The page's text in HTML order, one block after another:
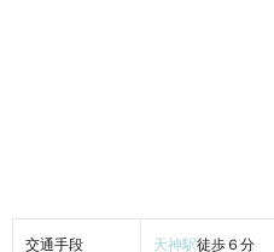
交通手段 天神駅徒歩６分